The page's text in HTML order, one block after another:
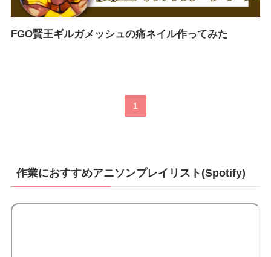
FGO賢王ギルガメッシュの痛ネイル作ってみた
1
作業におすすめアニソンプレイリスト(Spotify)